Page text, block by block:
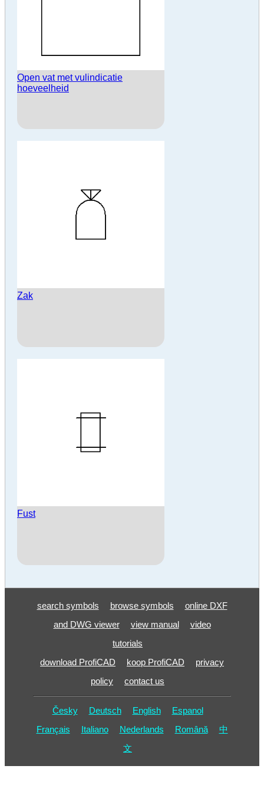
Open vat met vulindicatie
hoeveelheid
Zak
Fust
search symbols browse symbols
online DXF
and DWG viewer
view manual
video
tutorials
download ProfiCAD
koop ProfiCAD
privacy
policy
contact us
Česky Deutsch English
Espanol
Français
Italiano Nederlands Română
中
文